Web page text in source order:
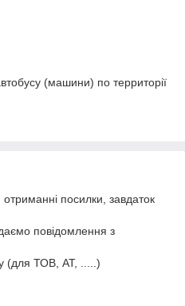
(машини) по территорії
посилки, завдаток
повідомлення з
(для ТОВ, АТ, .....)